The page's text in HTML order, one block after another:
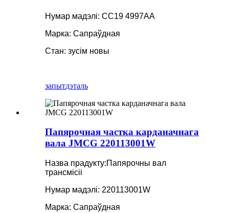
Нумар мадэлі: CC19 4997AA
Марка: Сапраўдная
Стан: зусім новы
запытдэталь
Папярочная частка карданачнага
вала JMCG 220113001W
Назва прадукту:Папярочны вал
трансмісіі
Нумар мадэлі: 220113001W
Марка: Сапраўдная